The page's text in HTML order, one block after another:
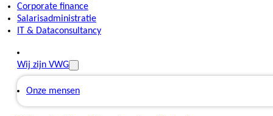
Corporate finance
Salarisadministratie
IT & Dataconsultancy
Wij zijn VWG
Onze mensen